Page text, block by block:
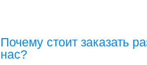
Почему стоит заказать
нас?